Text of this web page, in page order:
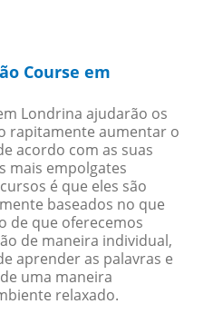
Course em
Londrina ajudarão os
rapitamente aumentar o
acordo com as suas
mais empolgates
é que eles são
baseados no que
de que oferecemos
de maneira individual,
aprender as palavras e
uma maneira
relaxado.